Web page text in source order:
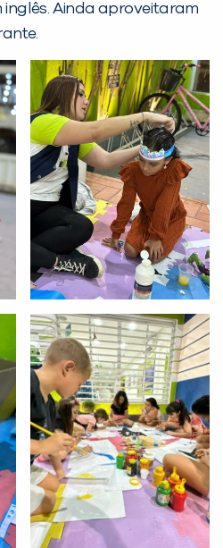
Ainda aproveitaram
digitou.
dados abaixo e
em contato
com a: